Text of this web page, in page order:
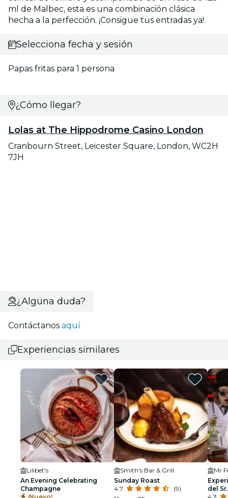
ml de Malbec, esta es una combinación clásica
hecha a la perfección. ¡Consigue tus entradas ya!
Selecciona fecha y sesión
Papas fritas para 1 persona
¿Cómo llegar?
Lolas at The Hippodrome Casino London
Cranbourn Street, Leicester Square, London, WC2H
7JH
¿Alguna duda?
Contáctanos aquí
Experiencias similares
Lilibet's
An Evening Celebrating
Champagne
Smith's Bar & Grill
Sunday Roast
4.7
(9)
Mr
del